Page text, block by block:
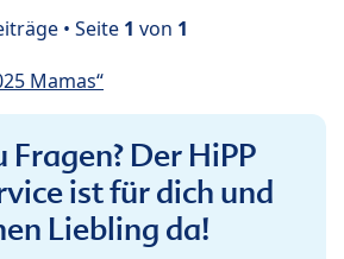
• Seite 1 von 1
Mamas“
Fragen? Der HiPP
ist für dich und
Liebling da!